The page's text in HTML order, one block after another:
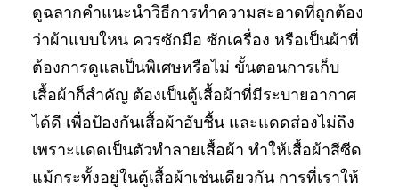
ดูฉลากคำแนะนำวิธีการทำความสะอาดที่ถูกต้อง
ว่าผ้าแบบใหน ควรซักมือ ซักเครื่อง หรือเป็นผ้าที่
ต้องการดูแลเป็นพิเศษหรือไม่ ขั้นตอนการเก็บ
เสื้อผ้าก็สำคัญ ต้องเป็นตู้เสื้อผ้าที่มีระบายอากาศ
ได้ดี เพื่อป้องกันเสื้อผ้าอับชื้น และแดดส่องไม่ถึง
เพราะแดดเป็นตัวทำลายเสื้อผ้า ทำให้เสื้อผ้าสีซีด
แม้กระทั้งอยู่ในตู้เสื้อผ้าเช่นเดียวกัน การที่เราให้